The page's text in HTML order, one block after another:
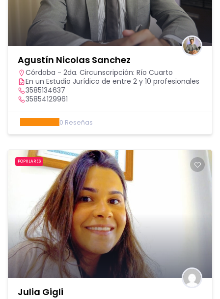
Agustín Nicolas Sanchez
Córdoba - 2da. Circunscripción: Río Cuarto
En un Estudio Jurídico de entre 2 y 10 profesionales
3585134637
35854129961
0 Reseñas
POPULARES
Julia Gigli